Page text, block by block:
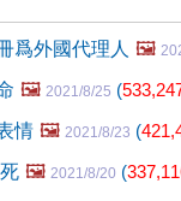
爲外國代理人 🖼️
🖼️ 2021/8/25 (
情 🖼️ 2021/8/23 (
🖼️ 2021/8/20 (